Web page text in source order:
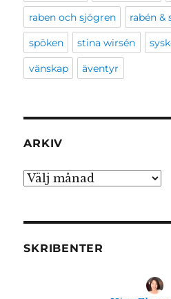
raben och sjögren rabén &
spöken stina wirsén
vänskap äventyr
ARKIV
Arkiv
SKRIBENTER